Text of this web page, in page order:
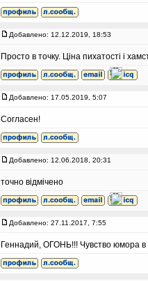
Добавлено: 12.12.2019, 18:53
Просто в точку. Ціна пихатості і
Добавлено: 17.05.2019, 5:07
Согласен!
Добавлено: 12.06.2018, 20:31
точно відмічено
Добавлено: 27.11.2017, 7:55
Геннадий, ОГОНЬ!!! Чувство юмора